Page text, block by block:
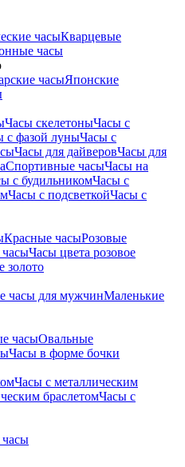
часыКварцевые
часы
часыЯпонские
Часы скелетоныЧасы с
с фазой луныЧасы с
Часы для дайверовЧасы для
Спортивные часыЧасы на
с будильникомЧасы с
Часы с подсветкойЧасы с
Красные часыРозовые
Часы цвета розовое
золото
часы для мужчинМаленькие
часыОвальные
Часы в форме бочки
Часы с металлическим
браслетомЧасы с